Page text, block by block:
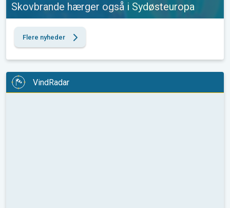
Skovbrande hærger også i Sydøsteuropa
Flere nyheder
VindRadar